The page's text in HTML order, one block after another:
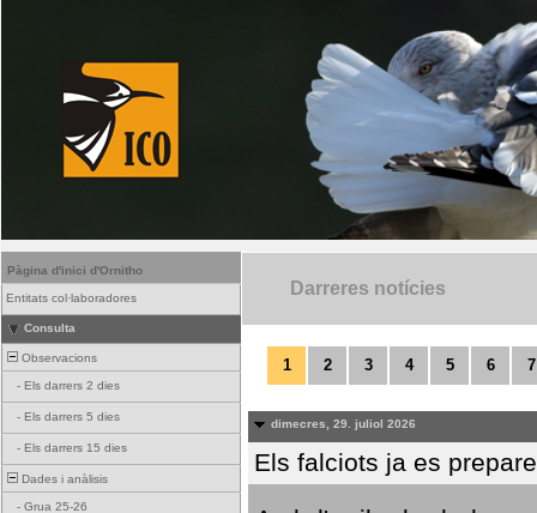
Pàgina d'inici d'Ornitho
Entitats col·laboradores
Consulta
Observacions
- Els darrers 2 dies
- Els darrers 5 dies
- Els darrers 15 dies
Dades i anàlisis
- Grua 25-26
Darreres notícies
1 2 3 4 5 6 7
dimecres, 29. juliol 2026
Els falciots ja es